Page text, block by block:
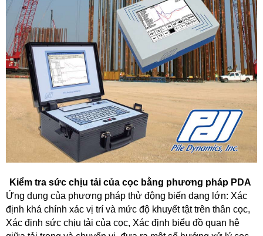
Kiểm tra sức chịu tải của cọc bằng phương pháp PDA
Ứng dụng của phương pháp thử động biến dạng lớn: Xác
định khá chính xác vị trí và mức độ khuyết tật trên thân cọc,
Xác định sức chịu tải của cọc, Xác định biểu đồ quan hệ